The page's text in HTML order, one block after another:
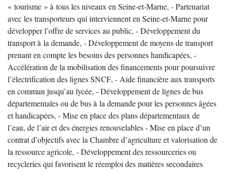
« tourisme » à tous les niveaux en Seine-et-Marne, - Partenariat
avec les transporteurs qui interviennent en Seine-et-Marne pour
développer l’offre de services au public, - Développement du
transport à la demande, - Développement de moyens de transport
prenant en compte les besoins des personnes handicapées, -
Accélération de la mobilisation des financements pour poursuivre
l’électrification des lignesSNCF, - Aide financière aux transports
en commun jusqu’au lycée, - Développement de lignes de bus
départementales ou de bus à la demande pour les personnes âgées
et handicapées, - Mise en place des plans départementaux de
l’eau, de l’air et des énergies renouvelables - Mise en place d’un
contrat d’objectifs avec la Chambre d’agriculture et valorisation de
la ressource agricole, - Développement des ressourceries ou
recycleries qui favorisent le réemploi des matières secondaires